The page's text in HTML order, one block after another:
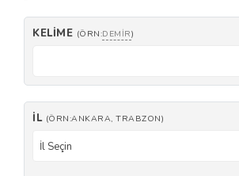
KELIME (ÖRN:DEMIR)
İL (ÖRN:ANKARA, TRABZON)
İl Seçin